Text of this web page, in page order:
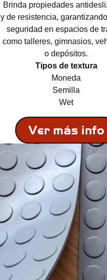
Brinda propiedades
y de resistencia,
seguridad en espacios de
como talleres, gimnasios,
o depósitos.
Tipos de textura
Moneda
Semilla
Wet
Ver más info